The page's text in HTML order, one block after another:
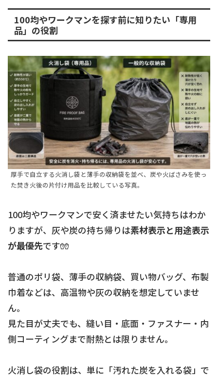
100均やワークマンを探す前に知りたい「専用
品」の役割
厚手で自立する火消し袋と薄手の収納袋を並べ、炭や火ばさみを使っ
た焚き火後の片付け用品を比較している写真。
100均やワークマンで安く済ませたい気持ちはわか
りますが、灰や炭の持ち帰りは素材表示と用途表示
が最優先です🧤
普通のポリ袋、薄手の収納袋、買い物バッグ、布製
巾着などは、高温物や灰の収納を想定していませ
ん。
見た目が丈夫でも、縫い目・底面・ファスナー・内
側コーティングまで耐熱とは限りません。
火消し袋の役割は、単に「汚れた炭を入れる袋」で